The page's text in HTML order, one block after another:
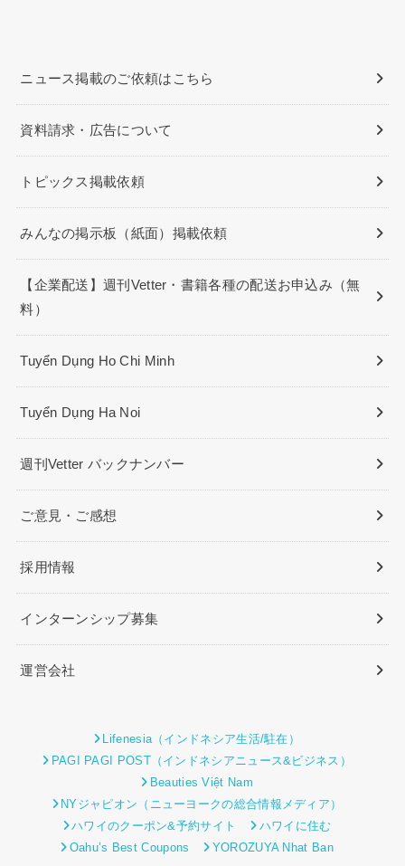
ニュース掲載のご依頼はこちら
資料請求・広告について
トピックス掲載依頼
みんなの掲示板（紙面）掲載依頼
【企業配送】週刊Vetter・書籍各種の配送お申込み（無
料）
Tuyển Dụng Ho Chi Minh
Tuyển Dụng Ha Noi
週刊Vetter バックナンバー
ご意見・ご感想
採用情報
インターンシップ募集
運営会社
Lifenesia（インドネシア生活/駐在）
PAGI PAGI POST（インドネシアニュース&ビジネス）
Beauties Việt Nam
NYジャピオン（ニューヨークの総合情報メディア）
ハワイのクーポン&予約サイト
ハワイに住む
Oahu’s Best Coupons
YOROZUYA Nhat Ban